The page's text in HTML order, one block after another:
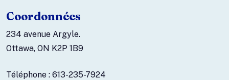
Coordonnées
234 avenue Argyle.
Ottawa, ON K2P 1B9
Téléphone : 613-235-7924